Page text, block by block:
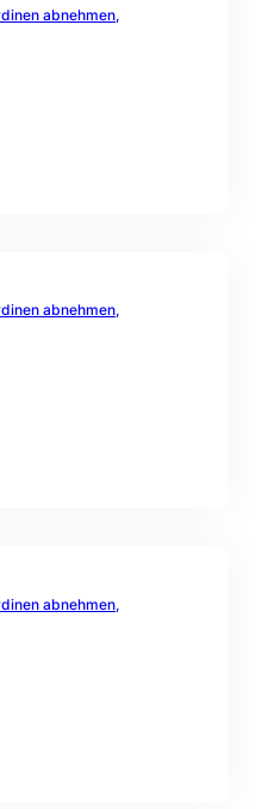
abnehmen,
abnehmen,
abnehmen,